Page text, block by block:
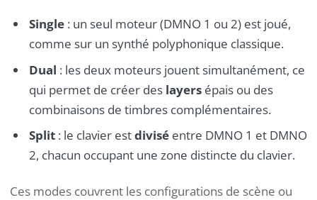
Single: un seul moteur (DMNO 1 ou 2) est joué,
comme sur un synthé polyphonique classique.
Dual : les deux moteurs jouent simultanément, ce
qui permet de créer des layersépais ou des
combinaisons de timbres complémentaires.
Split: le clavier estdiviséentre DMNO 1 et DMNO
2, chacun occupant une zone distincte du clavier.
Ces modes couvrent les configurations de scène ou